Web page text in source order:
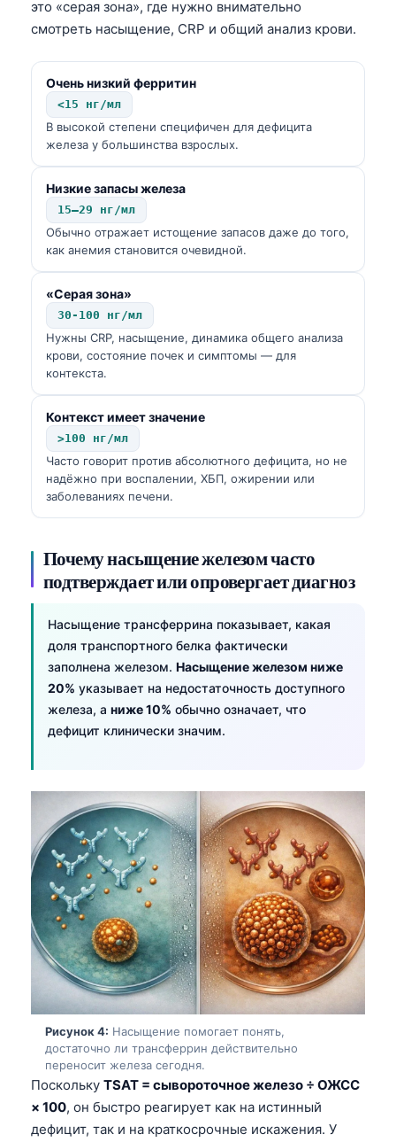
это «серая зона», где нужно внимательно
смотреть насыщение, CRP и общий анализ крови.
Очень низкий ферритин
<15 нг/мл
В высокой степени специфичен для дефицита
железа у большинства взрослых.
Низкие запасы железа
15–29 нг/мл
Обычно отражает истощение запасов даже до того,
как анемия становится очевидной.
«Серая зона»
30-100 нг/мл
Нужны CRP, насыщение, динамика общего анализа
крови, состояние почек и симптомы — для
контекста.
Контекст имеет значение
>100 нг/мл
Часто говорит против абсолютного дефицита, но не
надёжно при воспалении, ХБП, ожирении или
заболеваниях печени.
Почему насыщение железом часто
подтверждает или опровергает диагноз
Насыщение трансферрина показывает, какая
доля транспортного белка фактически
заполнена железом. Насыщение железом ниже
20% указывает на недостаточность доступного
железа, а ниже 10% обычно означает, что
дефицит клинически значим.
Рисунок 4: Насыщение помогает понять,
достаточно ли трансферрин действительно
переносит железа сегодня.
Поскольку TSAT = сывороточное железо ÷ ОЖСС
× 100, он быстро реагирует как на истинный
дефицит, так и на краткосрочные искажения. У